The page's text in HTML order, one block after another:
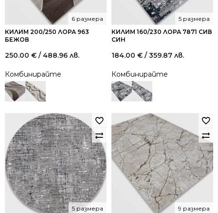
КИЛИМ 200/250 ЛОРА 963
БЕЖОВ
6 размера
250.00 € / 488.96 лв.
Комбинирайте
КИЛИМ 160/230 ЛОРА 7871 СИВ
СИН
5 размера
184.00 € / 359.87 лв.
Комбинирайте
5 размера 9 размера